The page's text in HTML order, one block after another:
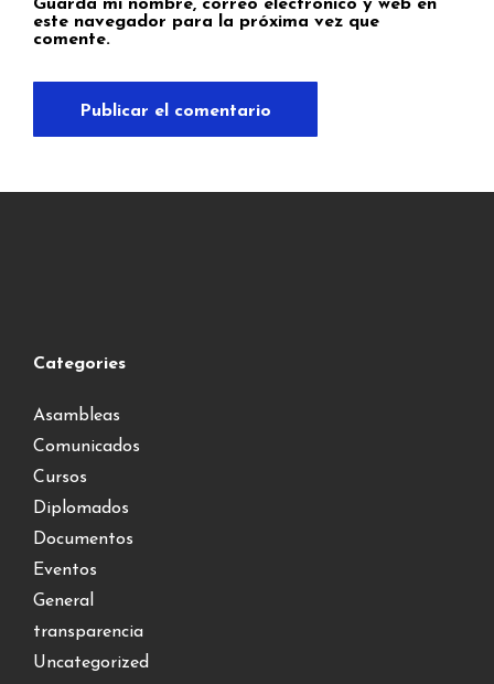
Guarda mi nombre, correo electrónico y web en
este navegador para la próxima vez que
comente.
Categories
Asambleas
Comunicados
Cursos
Diplomados
Documentos
Eventos
General
transparencia
Uncategorized